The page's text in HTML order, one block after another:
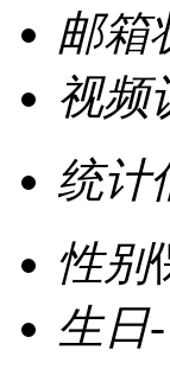
邮箱
视频
统计
性别
生日-